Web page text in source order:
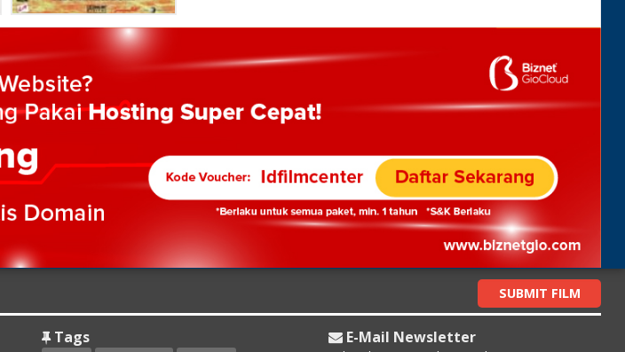
SUBMIT FILM
Tags E-Mail Newsletter